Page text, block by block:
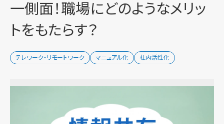
一側面！職場にどのようなメリッ
トをもたらす？
テレワーク・リモートワーク マニュアル化 社内活性化